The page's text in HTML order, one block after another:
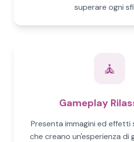
superare ogni
🧘
Gameplay
Presenta immagini ed effetti
che creano un'esperienza di